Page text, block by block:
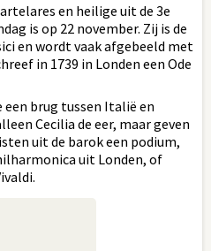
en heilige uit de 3e
is op 22 november. Zij is de
en wordt vaak afgebeeld met
in 1739 in Londen een Ode
brug tussen Italië en
Cecilia de eer, maar geven
uit de barok een podium,
uit Londen, of